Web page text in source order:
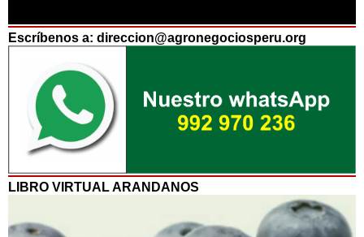
Escríbenos a: direccion@agronegociosperu.org
LIBRO VIRTUAL ARANDANOS